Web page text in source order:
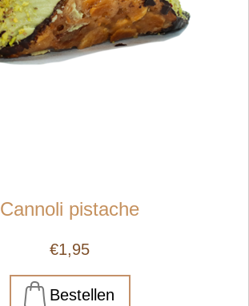
Cannoli pistache
€1,95